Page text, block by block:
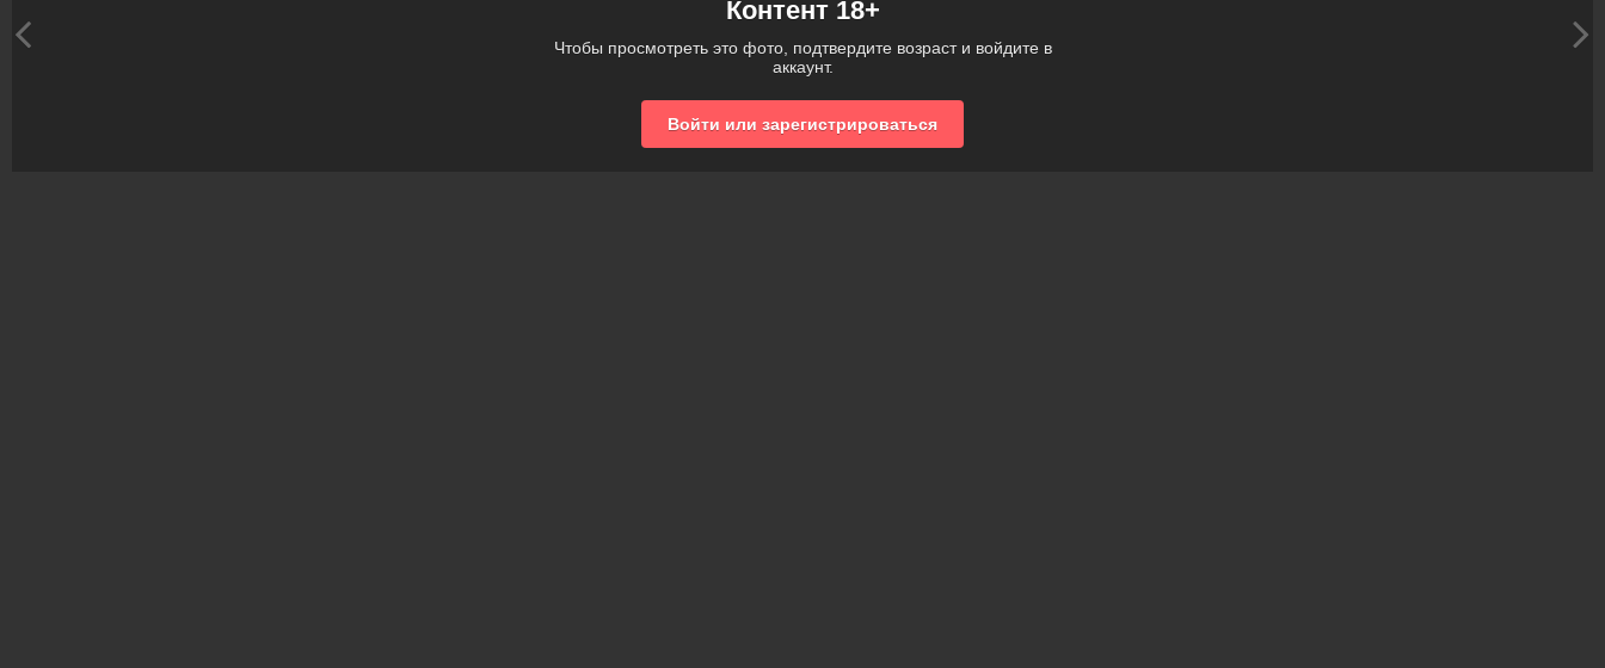
Контент 18+
Чтобы просмотреть это фото, подтвердите возраст и войдите в
аккаунт.
Войти или зарегистрироваться